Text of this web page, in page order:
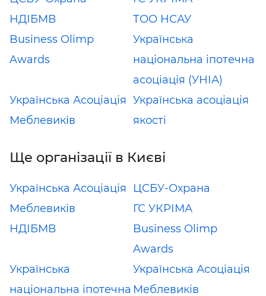
НДІБМВ
ТОО НСАУ
Business Olimp
Awards
Українська
національна іпотечна
асоціація (УНІА)
Українська Асоціація
Меблевиків
Українська асоціація
якості
Ще організації в Києві
Українська Асоціація
Меблевиків
ЦСБУ-Охрана
ГС УКРІМА
НДІБМВ
Business Olimp
Awards
Українська
національна іпотечна
Українська Асоціація
Меблевиків